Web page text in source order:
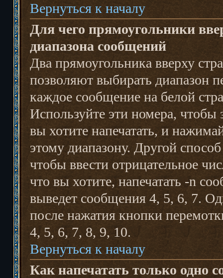
Вернуться к началу
Для чего прямоугольники
диапазона сообщений
Два прямоугольника вверху
позволяют выбирать диапазон
каждое сообщение на белой
Используйте эти номера, чтобы
вы хотите напечатать, и
этому диапазону. Другой
чтобы ввести отрицательное
что вы хотите, напечатать -n
выведет сообщения 4, 5, 6, 7.
после нажатия кнопки
4, 5, 6, 7, 8, 9, 10.
Вернуться к началу
Как напечатать только одно